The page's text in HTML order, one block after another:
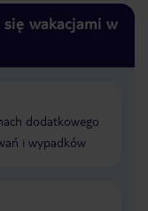
wakacjami w
dodatkowego
i wypadków